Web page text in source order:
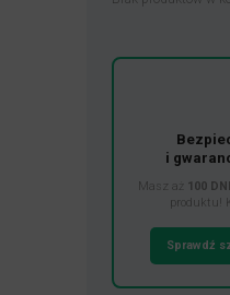
i
Masz aż 100 DNI
produktu!
Sprawdź